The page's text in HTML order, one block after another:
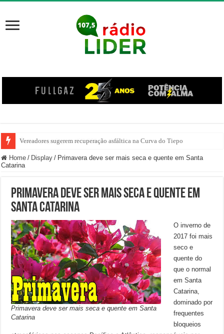
Vereadores sugerem recuperação asfáltica na Curva do Tiepo
Ônibus pega fogo na SC-355, em Jaborá
Home / Display / Primavera deve ser mais seca e quente em Santa
Catarina
Primavera deve ser mais seca e quente em
Santa Catarina
Primavera deve ser mais seca e quente em Santa
Catarina
O inverno de
2017 foi mais
seco e
quente do
que o normal
em Santa
Catarina,
dominado por
frequentes
bloqueios